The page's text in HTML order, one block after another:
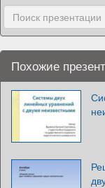
Похожие